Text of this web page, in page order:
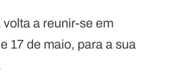
a reunir-se em
17 de maio, para a sua